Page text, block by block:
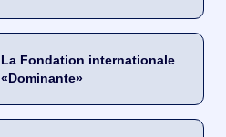
La Fondation internationale
«Dominante»